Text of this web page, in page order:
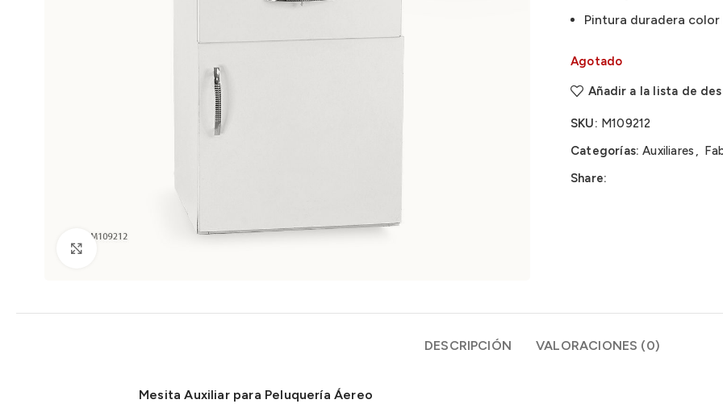
Pintura duradera color
Agotado
Añadir a la lista de
SKU: M109212
Categorías: Auxiliares ,
Share:
DESCRIPCIÓN VALORACIONES (0)
Mesita Auxiliar para Peluquería Áereo